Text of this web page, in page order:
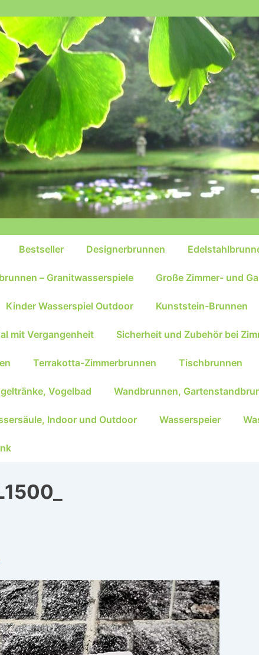
Bestseller Designerbrunnen
– Granitwasserspiele Große Zimmer- und
Kinder Wasserspiel Outdoor Kunststein-Brunnen
mit Vergangenheit Sicherheit und Zubehör bei
Terrakotta-Zimmerbrunnen Tischbrunnen
Vogelbad Wandbrunnen,
Indoor und Outdoor Wasserspeier